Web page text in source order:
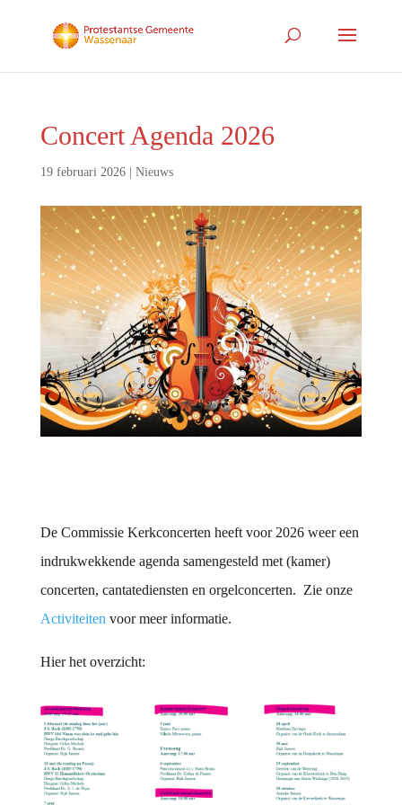
Concert Agenda 2026
19 februari 2026| Nieuws
De Commissie Kerkconcerten heeft voor 2026 weer een
indrukwekkende agenda samengesteld met (kamer)
concerten, cantatediensten en orgelconcerten. Zie onze
Activiteiten voor meer informatie.
Hier het overzicht: